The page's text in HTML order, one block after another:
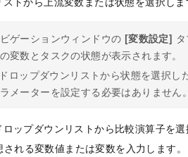
ゲーションウィンドウの [変数設定]
変数とタスクの状態が表示されます。
ロップダウンリストから状態を選択し
メーターを設定する必要はありません。
ップダウンリストから比較演算子を選
れる変数値または変数を入力します。